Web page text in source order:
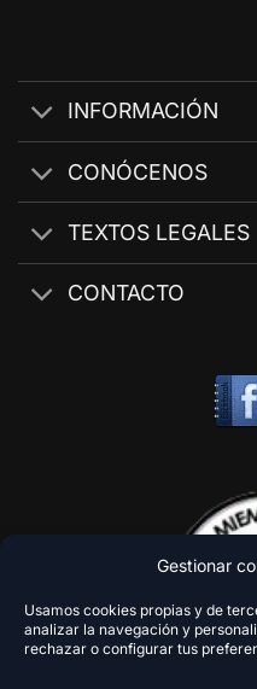
Gestionar
Usamos cookies propias y de
analizar la navegación y
rechazar o configurar tus
INFORMACIÓN
CONÓCENOS
TEXTOS LEGALES
CONTACTO